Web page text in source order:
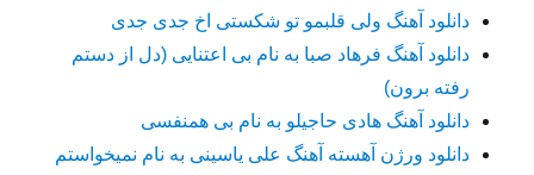
دانلود آهنگ ولی قلبمو تو شکستی اخ جدی جدی
دانلود آهنگ فرهاد صبا به نام بی اعتنایی (دل از دستم
رفته برون)
دانلود آهنگ هادی حاجیلو به نام بی همنفسی
دانلود ورژن آهسته آهنگ علی یاسینی به نام نمیخواستم